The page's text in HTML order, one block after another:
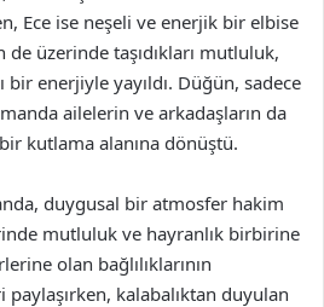
Ece ise neşeli ve enerjik bir elbise
üzerinde taşıdıkları mutluluk,
bir enerjiyle yayıldı. Düğün, sadece
ailelerin ve arkadaşların da
kutlama alanına dönüştü.
duygusal bir atmosfer hakim
mutluluk ve hayranlık birbirine
olan bağlılıklarının
paylaşırken, kalabalıktan duyulan